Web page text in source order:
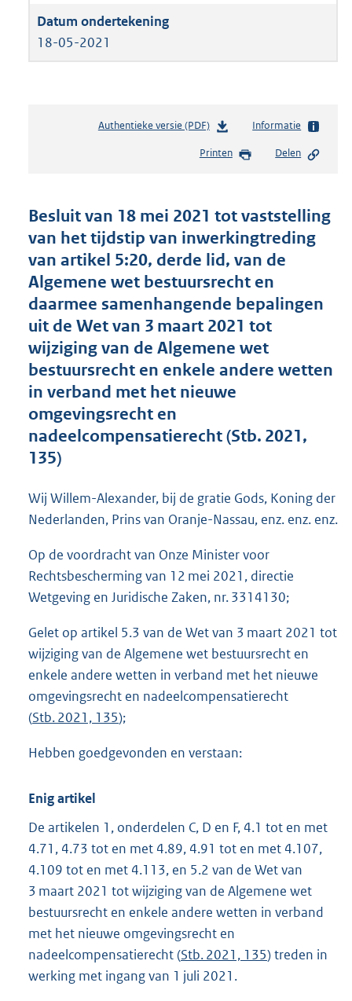
18-05-2021
Authentieke versie (PDF)b
s
s
g
o
o
t
e
:
4
b
Informatie
Printen Delen
Besluit van 18 mei 2021 tot vaststelling
van het tijdstip van inwerkingtreding
van artikel 5:20, derde lid, van de
Algemene wet bestuursrecht en
daarmee samenhangende bepalingen
uit de Wet van 3 maart 2021 tot
wijziging van de Algemene wet
bestuursrecht en enkele andere wetten
in verband met het nieuwe
omgevingsrecht en
nadeelcompensatierecht (Stb. 2021,
135)
Wij Willem-Alexander, bij de gratie Gods, Koning der
Nederlanden, Prins van Oranje-Nassau, enz. enz. enz.
Op de voordracht van Onze Minister voor
Rechtsbescherming van 12 mei 2021, directie
Wetgeving en Juridische Zaken, nr. 3314130;
Gelet op artikel 5.3 van de Wet van 3 maart 2021 tot
wijziging van de Algemene wet bestuursrecht en
enkele andere wetten in verband met het nieuwe
omgevingsrecht en nadeelcompensatierecht
(Stb. 2021, 135);
Hebben goedgevonden en verstaan:
Enig artikel
De artikelen 1, onderdelen C, D en F, 4.1 tot en met
4.71, 4.73 tot en met 4.89, 4.91 tot en met 4.107,
4.109 tot en met 4.113, en 5.2 van de Wet van
3 maart 2021 tot wijziging van de Algemene wet
bestuursrecht en enkele andere wetten in verband
met het nieuwe omgevingsrecht en
nadeelcompensatierecht (Stb. 2021, 135) treden in
werking met ingang van 1 juli 2021.